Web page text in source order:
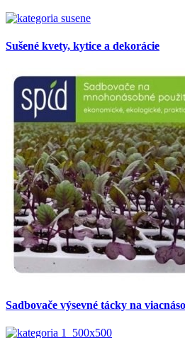
Sušené kvety, kytice a dekorácie
Sadbovače výsevné tácky na